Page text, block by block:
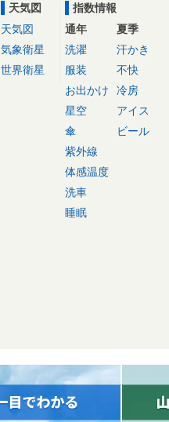
天気図
天気図
気象衛星
世界衛星
指数情報
通年
洗濯
服装
お出かけ
星空
傘
紫外線
体感温度
洗車
睡眠
夏季
汗かき
不快
冷房
アイス
ビール